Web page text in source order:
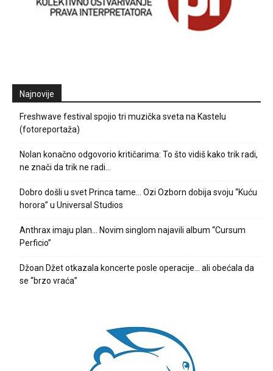
Najnovije
Freshwave festival spojio tri muzička sveta na Kastelu
(fotoreportaža)
Nolan konačno odgovorio kritičarima: To što vidiš kako trik radi,
ne znači da trik ne radi…
Dobro došli u svet Princa tame… Ozi Ozborn dobija svoju “Kuću
horora” u Universal Studios
Anthrax imaju plan… Novim singlom najavili album “Cursum
Perficio”
Džoan Džet otkazala koncerte posle operacije… ali obećala da
se “brzo vraća”